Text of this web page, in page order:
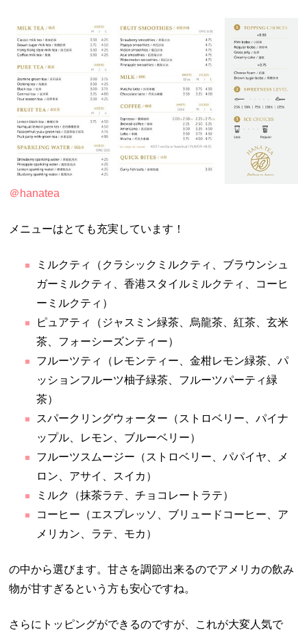
＠hanatea
メニューはとても充実しています！
ミルクティ（クラシックミルクティ、ブラウンシュ
ガーミルクティ、香港スタイルミルクティ、コーヒ
ーミルクティ）
ピュアティ（ジャスミン緑茶、烏龍茶、紅茶、玄米
茶、フォーシーズンティー）
フルーツティ（レモンティー、金柑レモン緑茶、パ
ッションフルーツ柚子緑茶、フルーツパーティ緑
茶）
スパークリングウォーター（ストロベリー、パイナ
ップル、レモン、ブルーベリー）
フルーツスムージー（ストロベリー、パパイヤ、メ
ロン、アサイ、スイカ）
ミルク（抹茶ラテ、チョコレートラテ）
コーヒー（エスプレッソ、ブリュードコーヒー、ア
メリカン、ラテ、モカ）
の中から選びます。甘さを調節出来るのでアメリカの飲み
物が甘すぎるという方も安心ですね。
さらにトッピングができるのですが、これが大変人気で